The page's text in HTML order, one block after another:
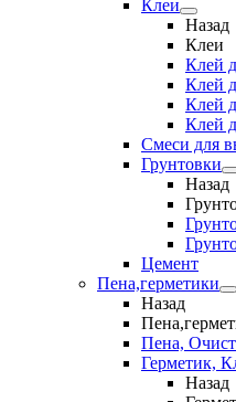
Клеи
Назад
Клеи
Клей
Клей
Клей
Клей
Смеси для
Грунтовки
Назад
Цемент
Пена,герметики
Назад
Пена,
Герметик,
Назад